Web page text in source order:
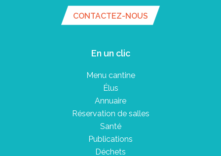
CONTACTEZ-NOUS
En un clic
Menu cantine
Élus
Annuaire
Réservation de salles
Santé
Publications
Déchets